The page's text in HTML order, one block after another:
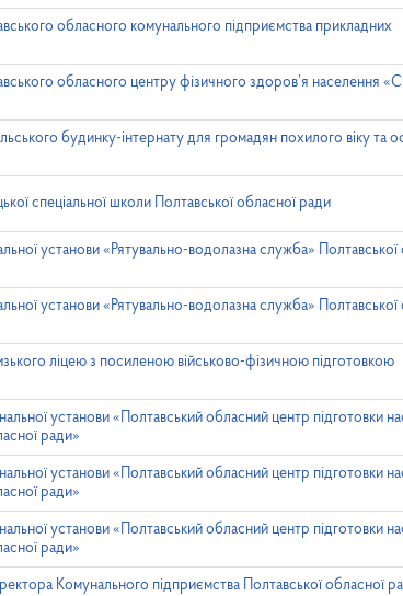
обласного комунального підприємства прикладних
обласного центру фізичного здоров’я населення
будинку-інтернату для громадян похилого віку та
спеціальної школи Полтавської обласної ради
установи «Рятувально-водолазна служба» Полтавської
установи «Рятувально-водолазна служба» Полтавської
ліцею з посиленою військово-фізичною підготовкою
установи «Полтавський обласний центр підготовки
ради»
установи «Полтавський обласний центр підготовки
ради»
установи «Полтавський обласний центр підготовки
ради»
Комунального підприємства Полтавської обласної